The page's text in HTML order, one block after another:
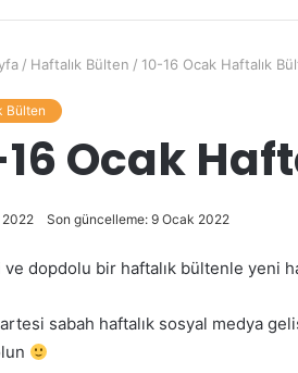
/ Haftalık Bülten / 10-16 Ocak Haftalık
Bülten
Ocak
2022 Son güncelleme: 9 Ocak 2022
ve dopdolu bir haftalık bültenle yeni
sabah haftalık sosyal medya